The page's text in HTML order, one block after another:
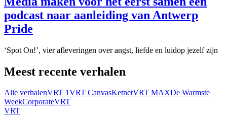
podcast naar aanleiding van Antwerp
Pride
‘Spot On!’, vier afleveringen over angst, liefde en luidop jezelf zijn
Meest recente verhalen
Alle verhalenVRT 1VRT CanvasKetnetVRT MAXDe Warmste
WeekCorporateVRT
VRT